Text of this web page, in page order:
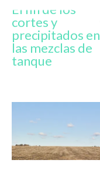
El fin de los
cortes y
precipitados en
las mezclas de
tanque